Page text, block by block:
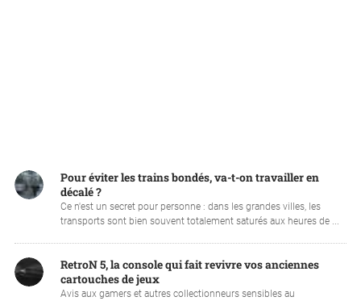
Pour éviter les trains bondés, va-t-on travailler en
décalé ?
Ce n'est un secret pour personne : dans les grandes villes, les
transports sont bien souvent totalement saturés aux heures de ...
RetroN 5, la console qui fait revivre vos anciennes
cartouches de jeux
Avis aux gamers et autres collectionneurs sensibles au